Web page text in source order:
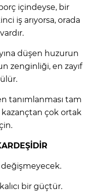
içindeyse, bir
iş arıyorsa, orada
düşen huzurun
zenginliği, en zayıf
tanımlanması tam
çok ortak
bir güçtür.